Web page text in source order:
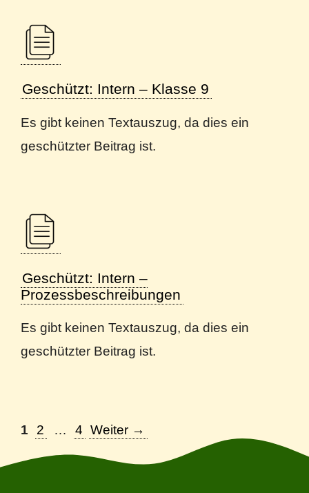
Geschützt: Intern – Klasse 9
Es gibt keinen Textauszug, da dies ein
geschützter Beitrag ist.
Geschützt: Intern –
Prozessbeschreibungen
Es gibt keinen Textauszug, da dies ein
geschützter Beitrag ist.
Seite
1 Seite
2 … Seite
4 Weiter →